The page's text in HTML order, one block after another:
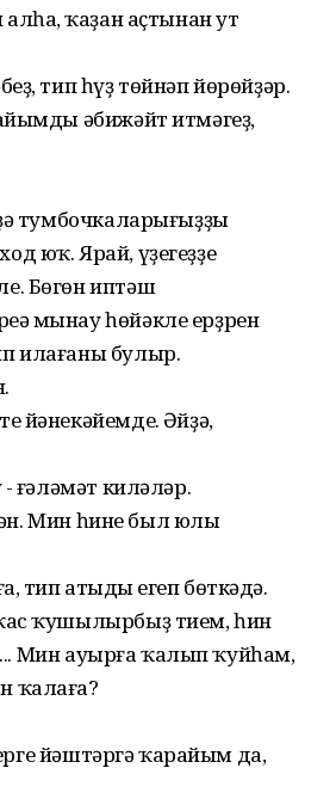
ҡаҙан аҫтынан ут
тип һүҙ төйнәп йөрөйҙәр.
әбижәйт итмәгеҙ,
тумбочкаларығыҙҙы
юҡ. Ярай, үҙегеҙҙең
Бөгөн иптәш
мынау һөйәкле ерҙрен
илағаны булыр.
йәнекәйемдең. Әйҙә,
ғәләмәт киләләр.
Мин һине был юлы
тип атыңды егеп бөткәңдә.
ҡушылырбыҙ тием, һин
Мин ауырға ҡалып ҡуйһам,
ҡалаға?
йәштәргә ҡарайым да,